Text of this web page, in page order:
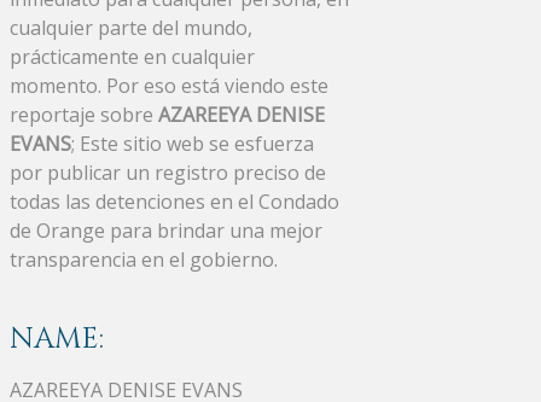
cualquier parte del mundo,
prácticamente en cualquier
momento. Por eso está viendo este
reportaje sobre AZAREEYA DENISE
EVANS; Este sitio web se esfuerza
por publicar un registro preciso de
todas las detenciones en el Condado
de Orange para brindar una mejor
transparencia en el gobierno.
NAME:
AZAREEYA DENISE EVANS